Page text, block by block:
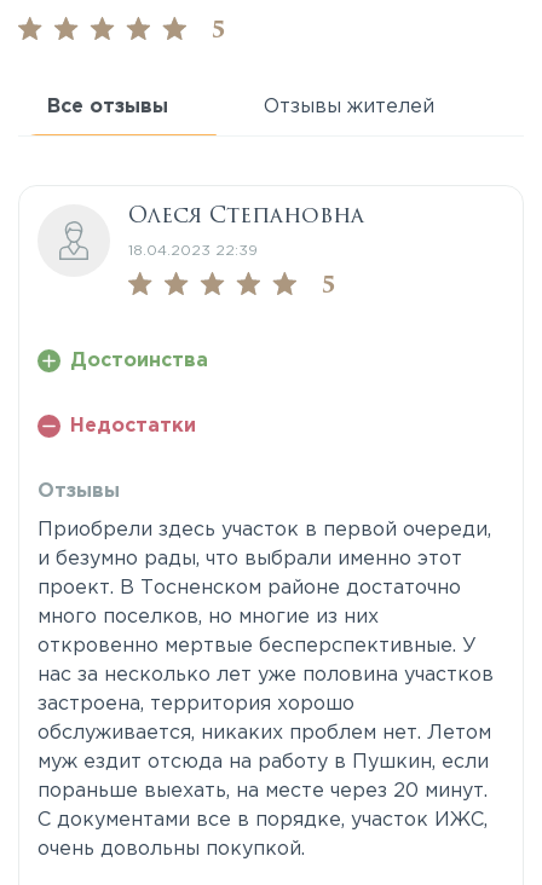
5
Все отзывы Отзывы жителей
Олеся Степановна
18.04.2023 22:39
5
Достоинства
Недостатки
Отзывы
Приобрели здесь участок в первой очереди,
и безумно рады, что выбрали именно этот
проект. В Тосненском районе достаточно
много поселков, но многие из них
откровенно мертвые бесперспективные. У
нас за несколько лет уже половина участков
застроена, территория хорошо
обслуживается, никаких проблем нет. Летом
муж ездит отсюда на работу в Пушкин, если
пораньше выехать, на месте через 20 минут.
С документами все в порядке, участок ИЖС,
очень довольны покупкой.